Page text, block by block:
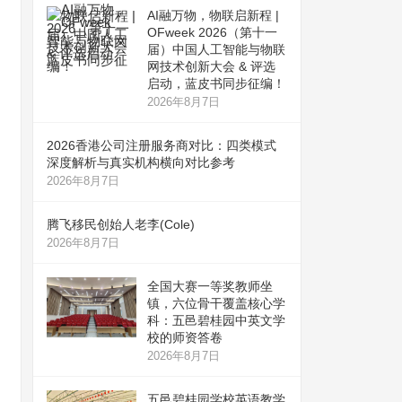
AI融万物，物联启新程 |
OFweek 2026（第十一
届）中国人工智能与物联
网技术创新大会 & 评选
启动，蓝皮书同步征编！
2026年8月7日
2026香港公司注册服务商对比：四类模式
深度解析与真实机构横向对比参考
2026年8月7日
腾飞移民创始人老李(Cole)
2026年8月7日
全国大赛一等奖教师坐
镇，六位骨干覆盖核心学
科：五邑碧桂园中英文学
校的师资答卷
2026年8月7日